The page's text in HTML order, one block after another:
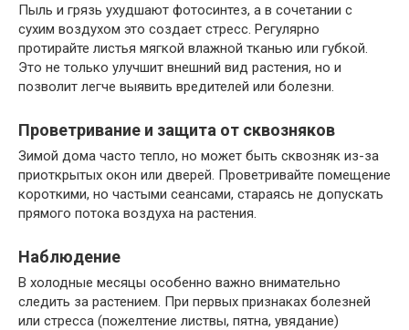
Пыль и грязь ухудшают фотосинтез, а в сочетании с
сухим воздухом это создает стресс. Регулярно
протирайте листья мягкой влажной тканью или губкой.
Это не только улучшит внешний вид растения, но и
позволит легче выявить вредителей или болезни.
Проветривание и защита от сквозняков
Зимой дома часто тепло, но может быть сквозняк из-за
приоткрытых окон или дверей. Проветривайте помещение
короткими, но частыми сеансами, стараясь не допускать
прямого потока воздуха на растения.
Наблюдение
В холодные месяцы особенно важно внимательно
следить за растением. При первых признаках болезней
или стресса (пожелтение листвы, пятна, увядание)